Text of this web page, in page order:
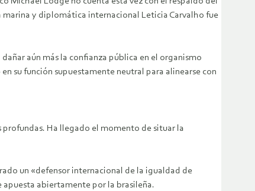
y diplomática internacional Leticia Carvalho fue
aún más la confianza pública en el organismo
su función supuestamente neutral para alinearse con
profundas. Ha llegado el momento de situar la
un «defensor internacional de la igualdad de
apuesta abiertamente por la brasileña.